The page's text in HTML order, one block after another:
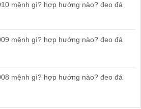
mệnh gì? hợp hướng nào? đeo đá
mệnh gì? hợp hướng nào? đeo đá
mệnh gì? hợp hướng nào? đeo đá